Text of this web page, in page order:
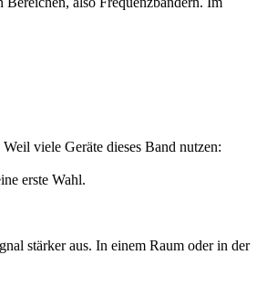
viele Geräte dieses Band nutzen:
erste Wahl.
stärker aus. In einem Raum oder in der